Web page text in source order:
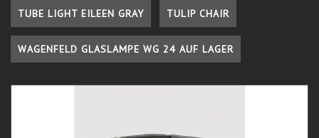
TUBE LIGHT EILEEN GRAY TULIP CHAIR
WAGENFELD GLASLAMPE WG 24 AUF LAGER